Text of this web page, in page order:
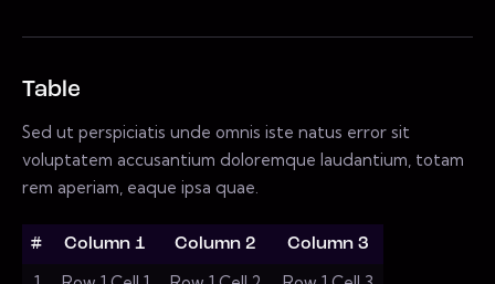
Table
Sed ut perspiciatis unde omnis iste natus error sit
voluptatem accusantium doloremque laudantium, totam
rem aperiam, eaque ipsa quae.
# Column 1 Column 2 Column 3